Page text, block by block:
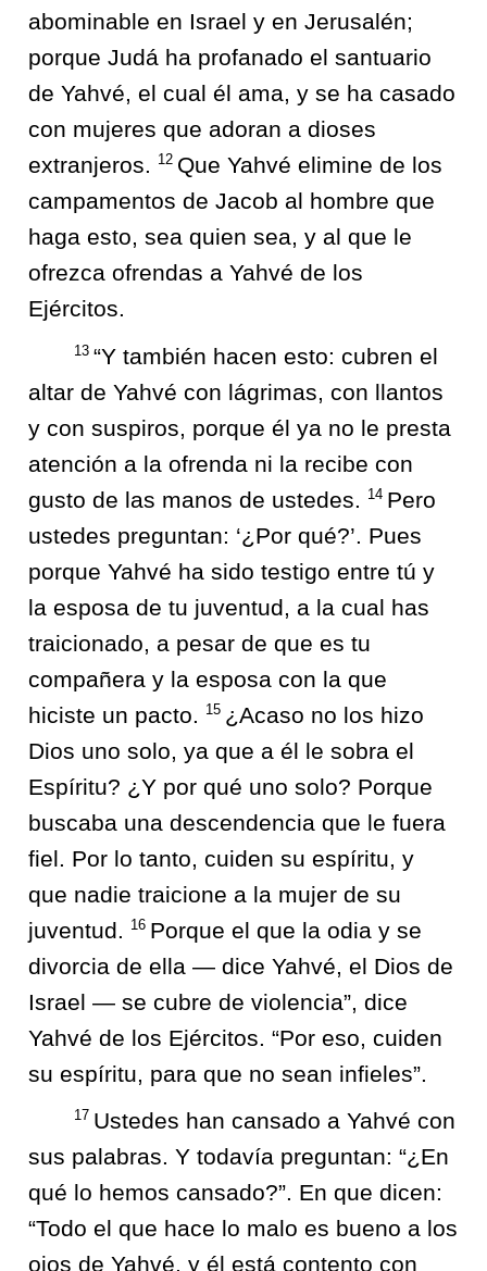
abominable en Israel y en Jerusalén;
porque Judá ha profanado el santuario
de Yahvé, el cual él ama, y se ha casado
con mujeres que adoran a dioses
extranjeros.
12 Que Yahvé elimine de los
campamentos de Jacob al hombre que
haga esto, sea quien sea, y al que le
ofrezca ofrendas a Yahvé de los
Ejércitos.
13 “Y también hacen esto: cubren el
altar de Yahvé con lágrimas, con llantos
y con suspiros, porque él ya no le presta
atención a la ofrenda ni la recibe con
gusto de las manos de ustedes.
14 Pero
ustedes preguntan: ‘¿Por qué?’. Pues
porque Yahvé ha sido testigo entre tú y
la esposa de tu juventud, a la cual has
traicionado, a pesar de que es tu
compañera y la esposa con la que
hiciste un pacto.
15 ¿Acaso no los hizo
Dios uno solo, ya que a él le sobra el
Espíritu? ¿Y por qué uno solo? Porque
buscaba una descendencia que le fuera
fiel. Por lo tanto, cuiden su espíritu, y
que nadie traicione a la mujer de su
juventud.
16 Porque el que la odia y se
divorcia de ella — dice Yahvé, el Dios de
Israel — se cubre de violencia”, dice
Yahvé de los Ejércitos. “Por eso, cuiden
su espíritu, para que no sean infieles”.
17 Ustedes han cansado a Yahvé con
sus palabras. Y todavía preguntan: “¿En
qué lo hemos cansado?”. En que dicen:
“Todo el que hace lo malo es bueno a los
ojos de Yahvé, y él está contento con